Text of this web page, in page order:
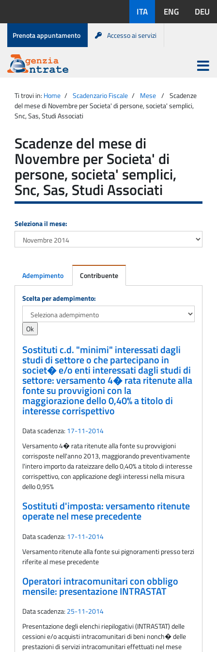
contenuto
disponibili:
ITA ENG DEU
Menu
di
servizio
Prenota appuntamento Accesso ai servizi
Agenzia
Entrate
Apri
menu
principale
Ti trovi in: Home Scadenzario Fiscale Mese
Scadenze
del mese di Novembre per Societa' di persone, societa' semplici,
Snc, Sas, Studi Associati
Scadenze del mese di
Novembre per Societa' di
persone, societa' semplici,
Snc, Sas, Studi Associati
Seleziona il mese:
Adempimento Contribuente
Adempimento
Scelta per adempimento:
Sostituti c.d. "minimi" interessati dagli
studi di settore o che partecipano in
societ� e/o enti interessati dagli studi di
settore: versamento 4� rata ritenute alla
fonte su provvigioni con la
maggiorazione dello 0,40% a titolo di
interesse corrispettivo
Data scadenza: 17-11-2014
Versamento 4� rata ritenute alla fonte su provvigioni
corrisposte nell'anno 2013, maggiorando preventivamente
l'intero importo da rateizzare dello 0,40% a titolo di interesse
corrispettivo, con applicazione degli interessi nella misura
dello 0,95%
Sostituti d'imposta: versamento ritenute
operate nel mese precedente
Data scadenza: 17-11-2014
Versamento ritenute alla fonte sui pignoramenti presso terzi
riferite al mese precedente
Operatori intracomunitari con obbligo
mensile: presentazione INTRASTAT
Data scadenza: 25-11-2014
Presentazione degli elenchi riepilogativi (INTRASTAT) delle
cessioni e/o acquisti intracomunitari di beni nonch� delle
prestazioni di servizi intracomunitari effettuati nel mese